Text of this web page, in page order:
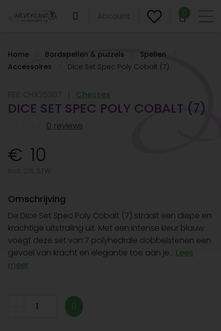
Account 0
Home Bordspellen & puzzels
Spellen
Accessoires
Dice Set Spec Poly Cobalt (7)
Chessex
DICE SET SPEC POLY COBALT (7)
0 reviews
10
Omschrijving
De Dice Set Spec Poly Cobalt (7) straalt een diepe en
krachtige uitstraling uit. Met een intense kleur blauw
voegt deze set van 7 polyhedrale dobbelstenen een
gevoel van kracht en elegantie toe aan je... Lees
meer